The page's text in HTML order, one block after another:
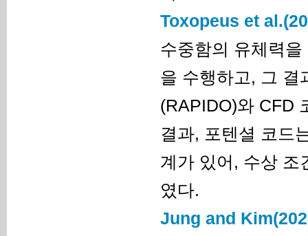
Toxopeus et
수중함의 유체력
을 수행하고, 그 결
(RAPIDO)와 CFD
결과, 포텐셜 코드
계가 있어, 수상 조
였다.
Jung and